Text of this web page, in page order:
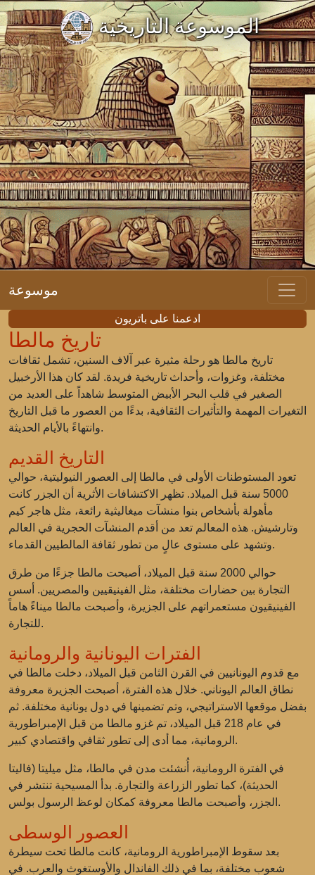
الموسوعة التاريخية
موسوعة
ادعمنا على باتريون
تاريخ مالطا
تاريخ مالطا هو رحلة مثيرة عبر آلاف السنين، تشمل ثقافات
مختلفة، وغزوات، وأحداث تاريخية فريدة. لقد كان هذا الأرخبيل
الصغير في قلب البحر الأبيض المتوسط شاهداً على العديد من
التغيرات المهمة والتأثيرات الثقافية، بدءًا من العصور ما قبل التاريخ
وانتهاءً بالأيام الحديثة.
التاريخ القديم
تعود المستوطنات الأولى في مالطا إلى العصور النيوليتية، حوالي
5000 سنة قبل الميلاد. تظهر الاكتشافات الأثرية أن الجزر كانت
مأهولة بأشخاص بنوا منشآت ميغاليثية رائعة، مثل هاجر كيم
وتارشيش. هذه المعالم تعد من أقدم المنشآت الحجرية في العالم
وتشهد على مستوى عالٍ من تطور ثقافة المالطيين القدماء.
حوالي 2000 سنة قبل الميلاد، أصبحت مالطا جزءًا من طرق
التجارة بين حضارات مختلفة، مثل الفينيقيين والمصريين. أسس
الفينيقيون مستعمراتهم على الجزيرة، وأصبحت مالطا ميناءً هاماً
للتجارة.
الفترات اليونانية والرومانية
مع قدوم اليونانيين في القرن الثامن قبل الميلاد، دخلت مالطا في
نطاق العالم اليوناني. خلال هذه الفترة، أصبحت الجزيرة معروفة
بفضل موقعها الاستراتيجي، وتم تضمينها في دول يونانية مختلفة. ثم
في عام 218 قبل الميلاد، تم غزو مالطا من قبل الإمبراطورية
الرومانية، مما أدى إلى تطور ثقافي واقتصادي كبير.
في الفترة الرومانية، أُنشئت مدن في مالطا، مثل ميليتا (فاليتا
الحديثة)، كما تطور الزراعة والتجارة. بدأ المسيحية تنتشر في
الجزر، وأصبحت مالطا معروفة كمكان لوعظ الرسول بولس.
العصور الوسطى
بعد سقوط الإمبراطورية الرومانية، كانت مالطا تحت سيطرة
شعوب مختلفة، بما في ذلك الفاندال والأوستغوث والعرب. في